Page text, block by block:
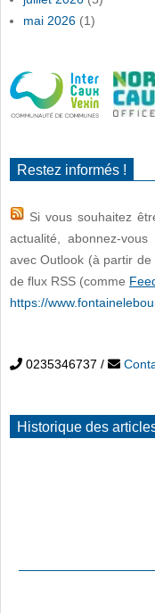
mai 2026 (1)
Restez informés !
Si vous souhaitez
actualité, abonnez-
avec Outlook (à partir
de flux RSS (comme
https://
0235346737 /
Historique des